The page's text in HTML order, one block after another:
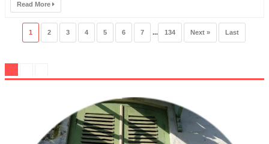
Read More
1 2 3 4 5 6 7 ... 134 Next » Last